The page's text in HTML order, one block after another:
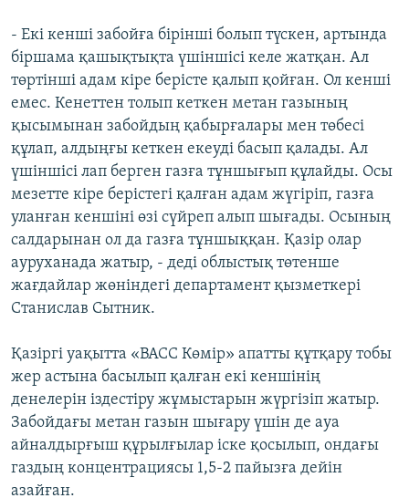
- Екі кенші забойға бірінші болып түскен, артында
біршама қашықтықта үшіншісі келе жатқан. Ал
төртінші адам кіре берісте қалып қойған. Ол кенші
емес. Кенеттен толып кеткен метан газының
қысымынан забойдың қабырғалары мен төбесі
құлап, алдыңғы кеткен екеуді басып қалады. Ал
үшіншісі лап берген газға тұншығып құлайды. Осы
мезетте кіре берістегі қалған адам жүгіріп, газға
уланған кеншіні өзі сүйреп алып шығады. Осының
салдарынан ол да газға тұншыққан. Қазір олар
ауруханада жатыр, - деді облыстық төтенше
жағдайлар жөніндегі департамент қызметкері
Станислав Сытник.
Қазіргі уақытта «ВАСС Көмір» апатты құтқару тобы
жер астына басылып қалған екі кеншінің
денелерін іздестіру жұмыстарын жүргізіп жатыр.
Забойдағы метан газын шығару үшін де ауа
айналдырғыш құрылғылар іске қосылып, ондағы
газдың концентрациясы 1,5-2 пайызға дейін
азайған.